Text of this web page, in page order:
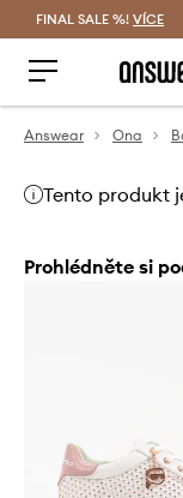
FINAL SALE %! VÍCE
Answear Ona
Tento produkt
Prohlédněte si